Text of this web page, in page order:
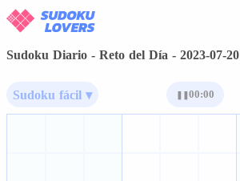
Sudoku Diario - Reto del Día - 2023-07-20
Sudoku fácil ▾ 00:00